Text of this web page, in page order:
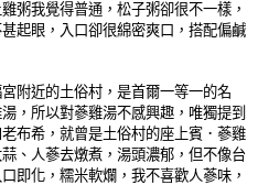
粥我覺得普通，松子粥卻很不一樣，
起眼，入口卻很綿密爽口，搭配偏鹹
附近的土俗村，是首爾一等一的名
，所以對蔘雞湯不感興趣，唯獨提到
布希，就曾是土俗村的座上賓．蔘雞
、人蔘去燉煮，湯頭濃郁，但不像台
即化，糯米軟爛，我不喜歡人蔘味，